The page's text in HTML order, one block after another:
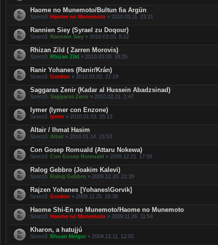
Haome no Munemoto/Bultun fia Argün
Szerző: Haome no Munemoto » 2010.03.11. 23:21
Rannien Siey (Syrael zu Doqour)
Szerző: Rannien Siey » 2010.03.03. 8:22
Rhizan Zild ( Zarren Morovis)
Szerző: Rhizan Zild » 2010.03.03. 18:25
Ranir Yohanes (Ranir/Krán)
Szerző: Gordon » 2010.03.02. 21:19
Saggaras Zenir (Kadar al Hussein Abadzsinad)
Szerző: Saggaras Zenir » 2010.02.21. 1:47
Iymer (Iymer con Enzone)
Szerző: Iymer » 2010.01.03. 15:13
Altair / Ihmat Hasim
Szerző: Altair » 2010.01.14. 15:53
Con Gosep Romuald (Attaru Nokewa)
Szerző: Con Gosep Romuald » 2009.12.21. 17:56
Ralog Gebbro (Joakim Kalevi)
Szerző: Ralog Gebbro » 2009.12.20. 21:39
Rajzen Yohanes [Yohanes\Gorvik]
Szerző: Gordon » 2009.11.25. 18:38
Haome Shi-En no Munemoto/Haome no Munemoto
Szerző: Haome no Munemoto » 2009.11.26. 11:54
Kharon, a hatujjú
Szerző: Rhuan Melgor » 2009.12.11. 12:55